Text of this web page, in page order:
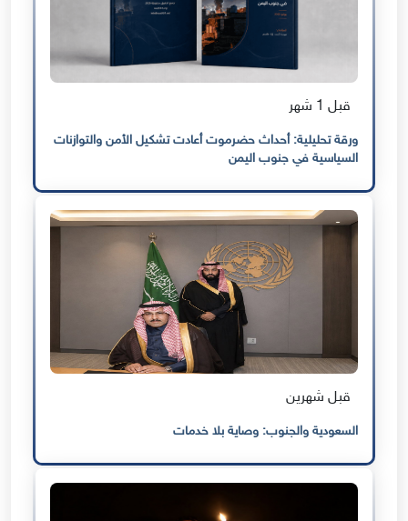
قبل 1 شهر
ورقة تحليلية: أحداث حضرموت أعادت تشكيل الأمن والتوازنات
السياسية في جنوب اليمن
قبل شهرين
السعودية والجنوب: وصاية بلا خدمات